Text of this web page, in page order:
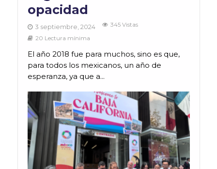
opacidad
3 septiembre, 2024
345 Vistas
20 Lectura mínima
El año 2018 fue para muchos, sino es que,
para todos los mexicanos, un año de
esperanza, ya que a...